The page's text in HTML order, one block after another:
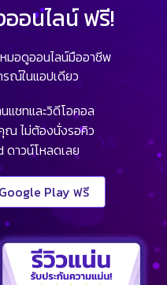
อนไลน์ ฟรี!
มอดูออนไลน์มืออาชีพ
ณ์ในแอปเดียว
ชทและวิดีโอคอล
ณ ไม่ต้องนั่งรอคิว
ดาวน์โหลดเลย
Google Play ฟรี